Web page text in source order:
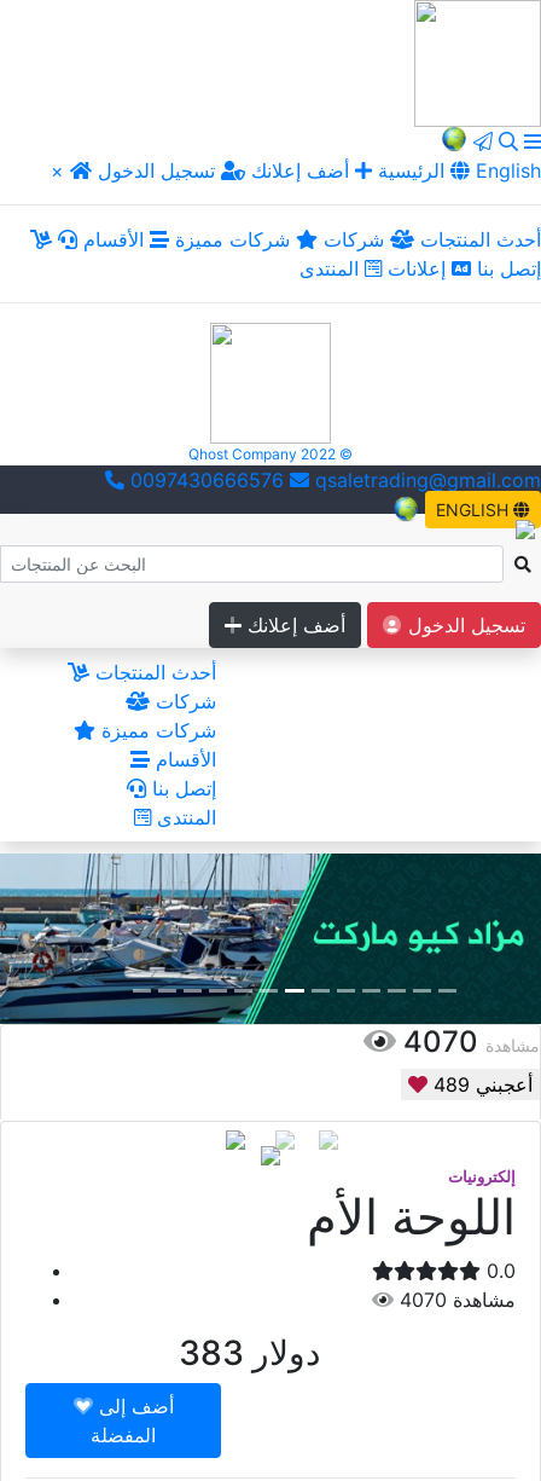
× الرئيسية أضف إعلانك تسجيل الدخول English
أحدث المنتجات شركات شركات مميزة
الأقسام
إتصل بنا
إعلانات المنتدى
Qhost Company 2022 ©
0097430666576 qsaletrading@gmail.com
ENGLISH
أضف إعلانك
تسجيل الدخول
أحدث المنتجات
شركات
شركات مميزة
الأقسام
إتصل بنا
المنتدى
4070 مشاهدة
489 أعجبني
إلكترونيات
اللوحة الأم
0.0
4070 مشاهدة
383 دولار
أضف إلى
المفضلة